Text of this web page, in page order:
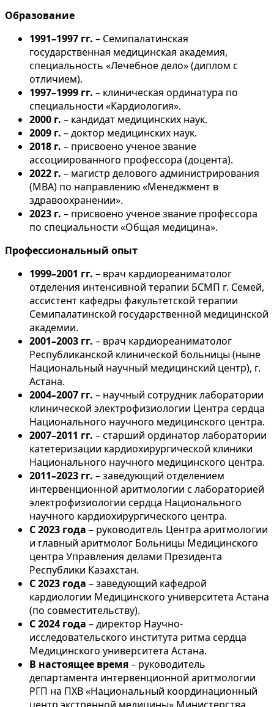
Образование
1991–1997 гг. – Семипалатинская
государственная медицинская академия,
специальность «Лечебное дело» (диплом с
отличием).
1997–1999 гг. – клиническая ординатура по
специальности «Кардиология».
2000 г. – кандидат медицинских наук.
2009 г. – доктор медицинских наук.
2018 г. – присвоено ученое звание
ассоциированного профессора (доцента).
2022 г. – магистр делового администрирования
(MBA) по направлению «Менеджмент в
здравоохранении».
2023 г. – присвоено ученое звание профессора
по специальности «Общая медицина».
Профессиональный опыт
1999–2001 гг. – врач кардиореаниматолог
отделения интенсивной терапии БСМП г. Семей,
ассистент кафедры факультетской терапии
Семипалатинской государственной медицинской
академии.
2001–2003 гг. – врач кардиореаниматолог
Республиканской клинической больницы (ныне
Национальный научный медицинский центр), г.
Астана.
2004–2007 гг. – научный сотрудник лаборатории
клинической электрофизиологии Центра сердца
Национального научного медицинского центра.
2007–2011 гг. – старший ординатор лаборатории
катетеризации кардиохирургической клиники
Национального научного медицинского центра.
2011–2023 гг. – заведующий отделением
интервенционной аритмологии с лабораторией
электрофизиологии сердца Национального
научного кардиохирургического центра.
С 2023 года – руководитель Центра аритмологии
и главный аритмолог Больницы Медицинского
центра Управления делами Президента
Республики Казахстан.
С 2023 года – заведующий кафедрой
кардиологии Медицинского университета Астана
(по совместительству).
С 2024 года – директор Научно-
исследовательского института ритма сердца
Медицинского университета Астана.
В настоящее время– руководитель
департамента интервенционной аритмологии
РГП на ПХВ «Национальный координационный